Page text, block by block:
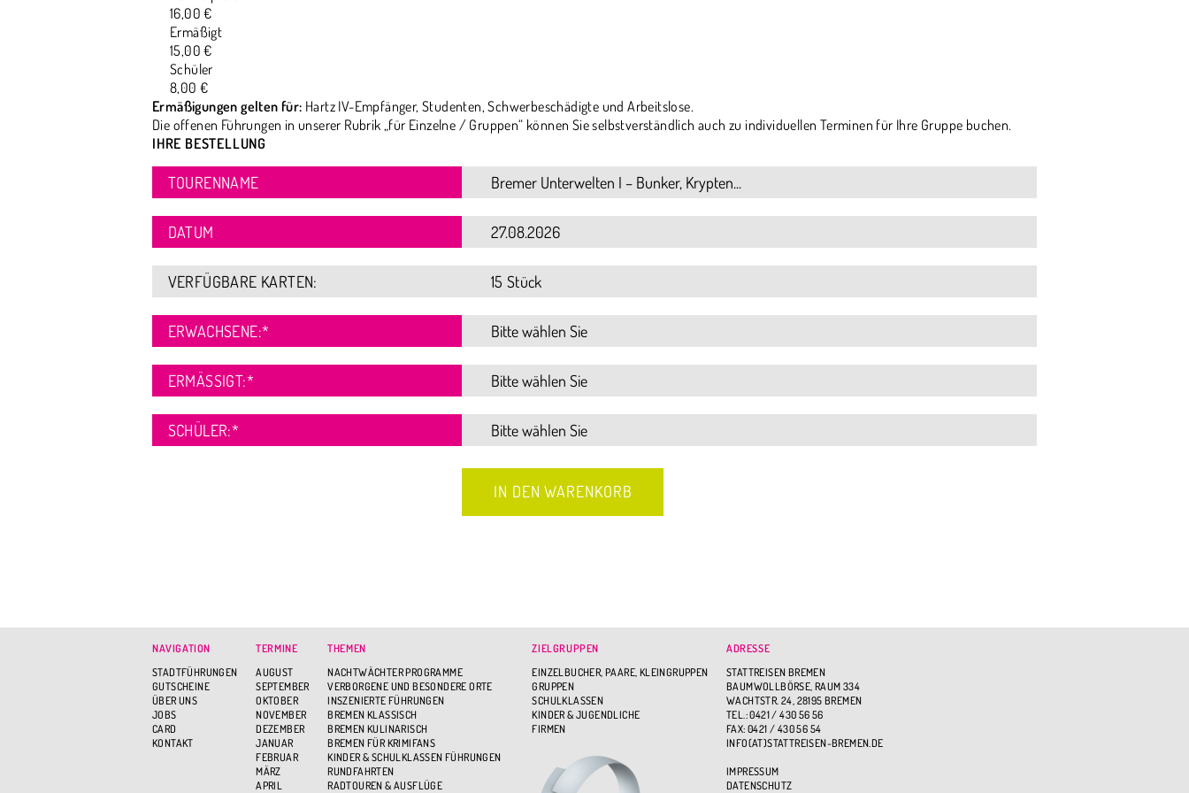
16,00 €
Ermäßigt
15,00 €
Schüler
8,00 €
Ermäßigungen gelten für: Hartz IV-Empfänger, Studenten, Schwerbeschädigte und Arbeitslose.
Die offenen Führungen in unserer Rubrik „für Einzelne / Gruppen“ können Sie selbstverständlich auch zu individuellen Terminen für Ihre Gruppe buchen.
IHRE BESTELLUNG
TOURENNAME
DATUM
VERFÜGBARE KARTEN: 15 Stück
ERWACHSENE:*
ERMÄSSIGT: *
SCHÜLER:*
NAVIGATION
STADTFÜHRUNGEN
GUTSCHEINE
ÜBER UNS
JOBS
CARD
KONTAKT
TERMINE
AUGUST
SEPTEMBER
OKTOBER
NOVEMBER
DEZEMBER
JANUAR
FEBRUAR
MÄRZ
APRIL
THEMEN
NACHTWÄCHTER PROGRAMME
VERBORGENE UND BESONDERE ORTE
INSZENIERTE FÜHRUNGEN
BREMEN KLASSISCH
BREMEN KULINARISCH
BREMEN FÜR KRIMIFANS
KINDER & SCHULKLASSEN FÜHRUNGEN
RUNDFAHRTEN
RADTOUREN & AUSFLÜGE
ZIELGRUPPEN
EINZELBUCHER, PAARE, KLEINGRUPPEN
GRUPPEN
SCHULKLASSEN
KINDER & JUGENDLICHE
FIRMEN
ADRESSE
STATTREISEN BREMEN
BAUMWOLLBÖRSE, RAUM 334
WACHTSTR. 24, 28195 BREMEN
TEL.: 0421 / 430 56 56
FAX: 0421 / 430 56 54
INFO(AT)STATTREISEN-BREMEN.DE
IMPRESSUM
DATENSCHUTZ